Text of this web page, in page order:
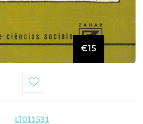
€15
LT011531